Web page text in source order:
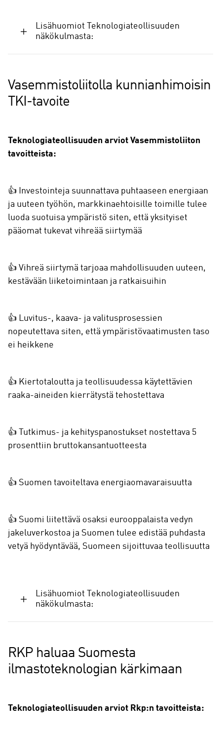
Lisähuomiot Teknologiateollisuuden
näkökulmasta:
Vasemmistoliitolla kunnianhimoisin
TKI-tavoite
Teknologiateollisuuden arviot Vasemmistoliiton
tavoitteista:
👍 Investointeja suunnattava puhtaaseen energiaan
ja uuteen työhön, markkinaehtoisille toimille tulee
luoda suotuisa ympäristö siten, että yksityiset
pääomat tukevat vihreää siirtymää
👍 Vihreä siirtymä tarjoaa mahdollisuuden uuteen,
kestävään liiketoimintaan ja ratkaisuihin
👍 Luvitus-, kaava- ja valitusprosessien
nopeutettava siten, että ympäristövaatimusten taso
ei heikkene
👍 Kiertotaloutta ja teollisuudessa käytettävien
raaka-aineiden kierrätystä tehostettava
👍 Tutkimus- ja kehityspanostukset nostettava 5
prosenttiin bruttokansantuotteesta
👍 Suomen tavoiteltava energiaomavaraisuutta
👍 Suomi liitettävä osaksi eurooppalaista vedyn
jakeluverkostoa ja Suomen tulee edistää puhdasta
vetyä hyödyntävää, Suomeen sijoittuvaa teollisuutta
Lisähuomiot Teknologiateollisuuden
näkökulmasta:
RKP haluaa Suomesta
ilmastoteknologian kärkimaan
Teknologiateollisuuden arviot Rkp:n tavoitteista: